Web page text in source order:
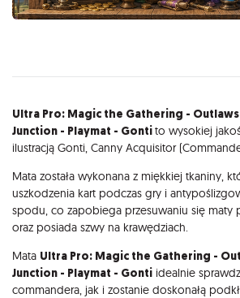
Opis
Ultra Pro: Magic the Gathering -
Junction - Playmat - Gontito wysokiej
ilustracją Gonti, Canny Acquisitor
Mata została wykonana z miękkiej tkaniny,
uszkodzenia kart podczas gry i
spodu, co zapobiega przesuwaniu się maty
oraz posiada szwy na krawędziach.
Mata Ultra Pro: Magic the Gathering -
Junction - Playmat - Gonti idealnie
commandera, jak i zostanie doskonałą